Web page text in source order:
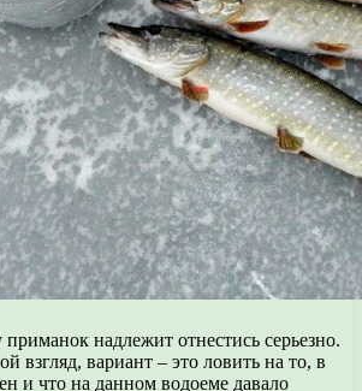
надлежит отнестись серьезно.
взгляд, вариант – это ловить на то, в
и что на данном водоеме давало